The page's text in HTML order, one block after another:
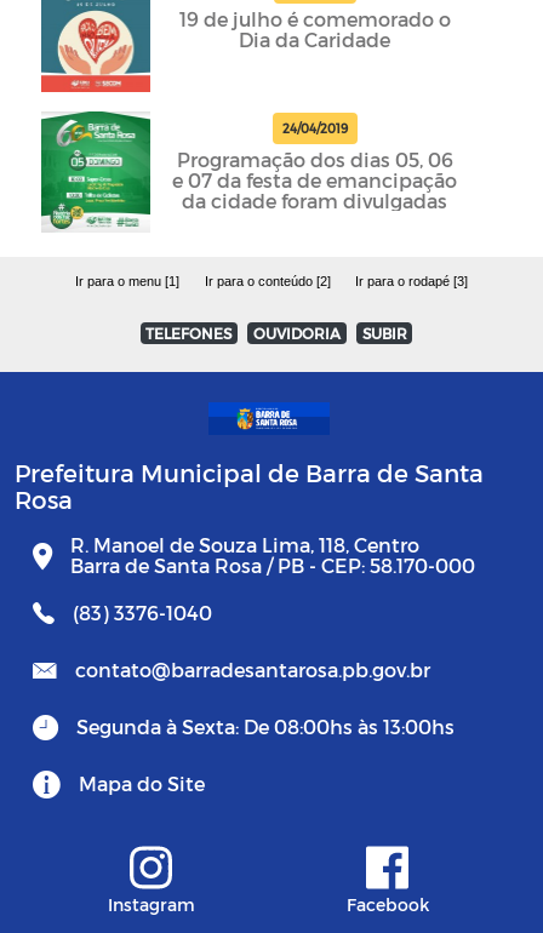
19 de julho é comemorado o
Dia da Caridade
24/04/2019
Programação dos dias 05, 06
e 07 da festa de emancipação
da cidade foram divulgadas
Ir para o menu [1] Ir para o conteúdo [2] Ir para o rodapé [3]
TELEFONES OUVIDORIA SUBIR
Prefeitura Municipal de Barra de Santa
Rosa
R. Manoel de Souza Lima, 118, Centro
Barra de Santa Rosa / PB - CEP: 58.170-000
(83) 3376-1040
contato@barradesantarosa.pb.gov.br
Segunda à Sexta: De 08:00hs às 13:00hs
Mapa do Site
Instagram Facebook